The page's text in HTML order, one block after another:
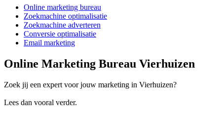
Online marketing bureau
Zoekmachine optimalisatie
Zoekmachine adverteren
Conversie optimalisatie
Email marketing
Online Marketing Bureau Vierhuizen
Zoek jij een expert voor jouw marketing in Vierhuizen?
Lees dan vooral verder.